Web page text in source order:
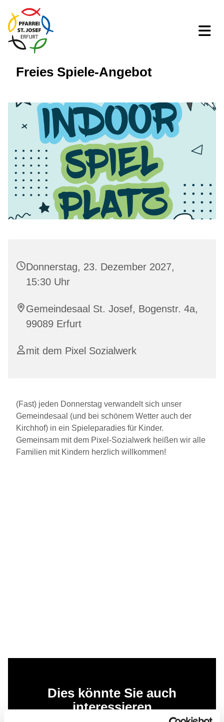
Freies Spiele-Angebot
Donnerstag, 23. Dezember 2027,
15:30 Uhr
Gemeindesaal St. Josef, Bogenstr. 4a,
99089 Erfurt
mit dem Pixel Sozialwerk
(Fast) jeden Donnerstag verwandelt sich unser
Gemeindesaal (und bei schönem Wetter auch der
Kirchhof) in ein Spieleparadies für Kinder.
Gemeinsam mit dem Pixel-Sozialwerk heißen wir alle
Familien mit Kindern herzlich willkommen!
Dies könnte Sie auch
interessieren